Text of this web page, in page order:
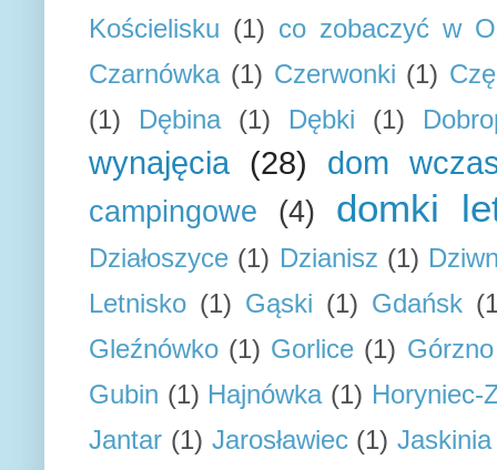
Kościelisku (1) co zobaczyć w
Czarnówka (1) Czerwonki (1)
(1)
Dębina (1) Dębki (1)
wynajęcia (28) dom
campingowe (4) domki
Działoszyce (1) Dzianisz (1)
Letnisko (1) Gąski (1) Gdańsk
Gleźnówko (1) Gorlice (1) Górzno
Gubin (1) Hajnówka (1) Horyniec-
Jantar (1) Jarosławiec (1)